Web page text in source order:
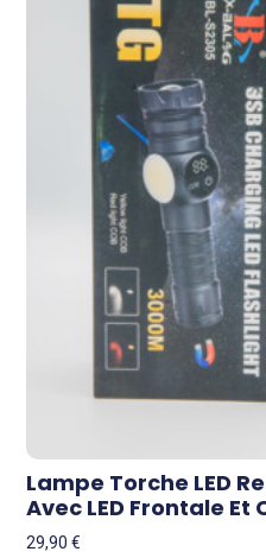
Lampe Torche LED
Avec LED Frontale Et
29,90€